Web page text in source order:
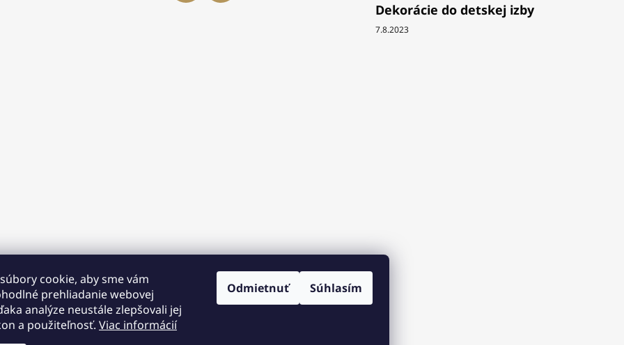
cookie, aby sme vám
prehliadanie webovej
analýze neustále zlepšovali jej
a použiteľnosť. Viac informácií
Odmietnuť Súhlasím
Dekorácie do detskej izby
7.8.2023